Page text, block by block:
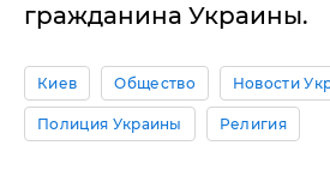
гражданина Украины.
Киев Общество Новости
Полиция Украины Религия